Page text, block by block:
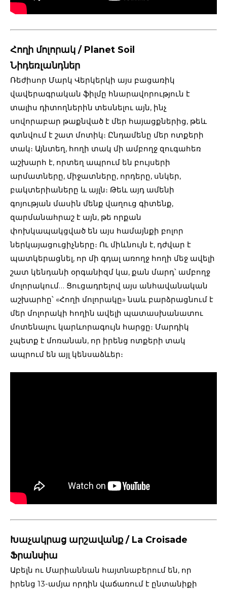
Հողի մոլորակ / Planet Soil
Նիդեռլանդներ
Ռեժիսոր Մարկ Վերկերկի այս բացառիկ
վավերագրական ֆիլմը հնարավորություն է
տալիս դիտողներին տեսնելու այն, ինչ
սովորաբար թաքնված է մեր հայացքներից, թեև
գտնվում է շատ մոտիկ։ Ընդամենը մեր ոտքերի
տակ։ Այնտեղ, հողի տակ մի ամբողջ զուգահեռ
աշխարհ է, որտեղ ապրում են բույսերի
արմատները, միջատները, որդերը, սնկեր,
բակտերիաները և այլն։ Թեև այդ ամենի
գոյության մասին մենք վաղուց գիտենք,
զարմանահրաշ է այն, թե որքան
փոխկապակցված են այս համայնքի բոլոր
ներկայացուցիչները։ Ու միևնույն է, դժվար է
պատկերացնել, որ մի գդալ առողջ հողի մեջ ավելի
շատ կենդանի օրգանիզմ կա, քան մարդ՝ ամբողջ
մոլորակում… Ցուցադրելով այս անհավանական
աշխարհը՝ «Հողի մոլորակը» նաև բարձրացնում է
մեր մոլորակի հողին ավելի պատասխանատու
մոտենալու կարևորագույն հարցը։ Մարդիկ
չպետք է մոռանան, որ իրենց ոտքերի տակ
ապրում են այլ կենսաձևեր։
Խաչակրաց արշավանք / La Croisade
Ֆրանսիա
Աբելն ու Մարիաննան հայտնաբերում են, որ
իրենց 13-ամյա որդին վաճառում է ընտանիքի